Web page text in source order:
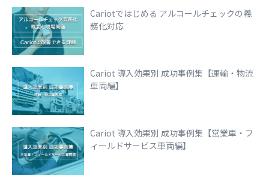
Cariotではじめる アルコールチェックの義
務化対応
Cariot 導入効果別 成功事例集【運輸・物流
車両編】
Cariot 導入効果別 成功事例集【営業車・フ
ィールドサービス車両編】